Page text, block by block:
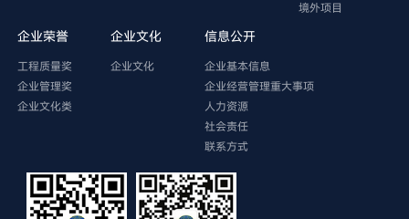
境外项目
企业荣誉
工程质量奖
企业管理奖
企业文化类
企业文化
企业文化
信息公开
企业基本信息
企业经营管理重大事项
人力资源
社会责任
联系方式